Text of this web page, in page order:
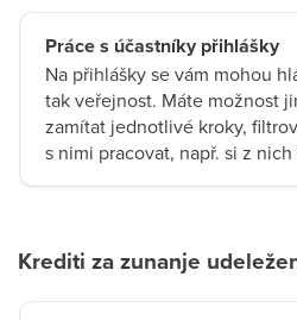
Práce s účastníky přihlášky
Na přihlášky se vám mohou
tak veřejnost. Máte možnost
zamítat jednotlivé kroky,
s nimi pracovat, např. si z
Krediti za zunanje